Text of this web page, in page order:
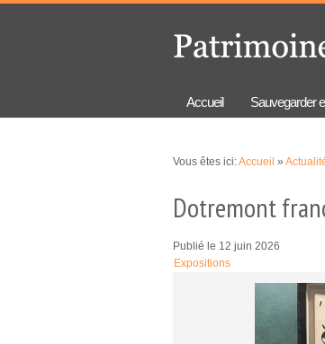
Accueil Sauvegarder
Vous êtes ici:Accueil »
Dotremont
Publié le 12 juin 2026
Expositions